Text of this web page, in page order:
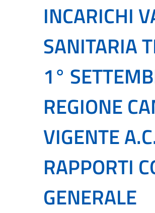
INCARICHI
SANITARIA
1°
REGIONE
VIGENTE
RAPPORTI
GENERALE